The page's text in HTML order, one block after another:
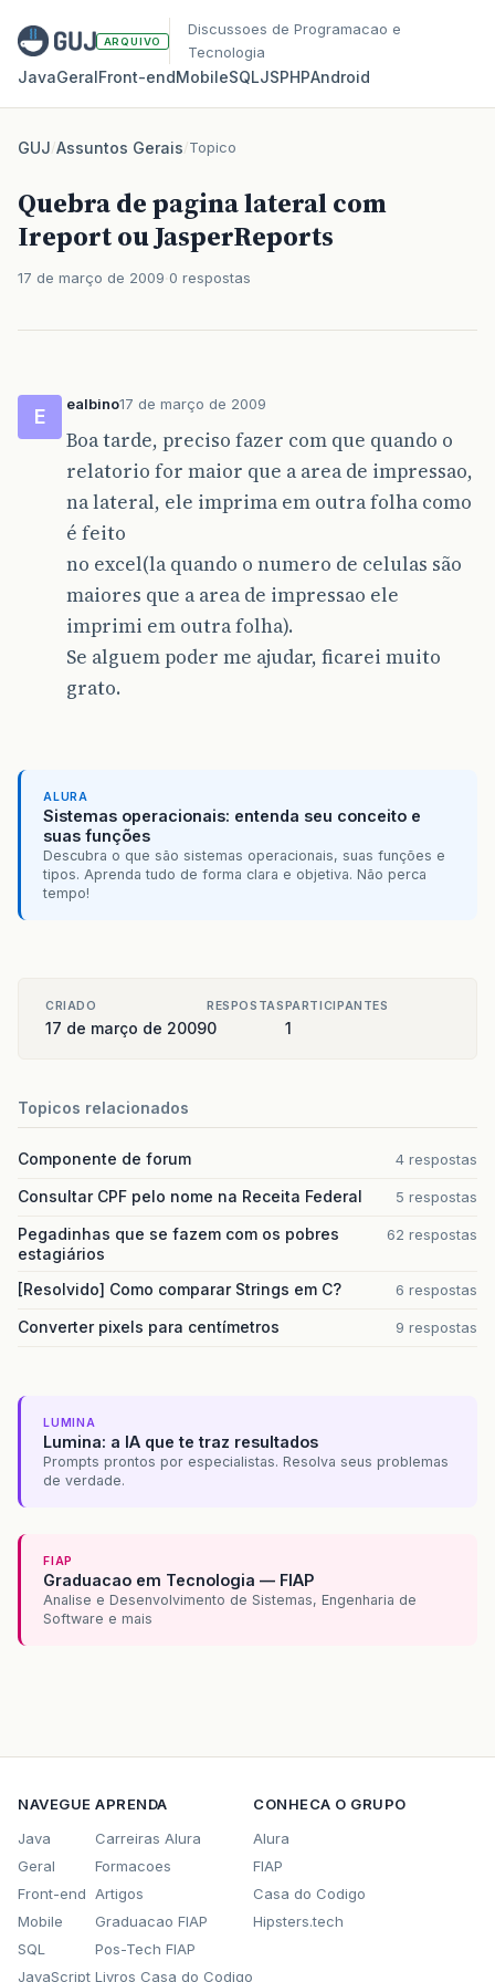
ARQUIVO
Discussoes de Programacao e
Tecnologia
JavaGeralFront‑endMobileSQLJSPHPAndroid
GUJ/Assuntos Gerais/Topico
Quebra de pagina lateral com
Ireport ou JasperReports
17 de março de 2009 0 respostas
E
ealbino17 de março de 2009
Boa tarde, preciso fazer com que quando o
relatorio for maior que a area de impressao,
na lateral, ele imprima em outra folha como
é feito
no excel(la quando o numero de celulas são
maiores que a area de impressao ele
imprimi em outra folha).
Se alguem poder me ajudar, ficarei muito
grato.
ALURA
Sistemas operacionais: entenda seu conceito e
suas funções
Descubra o que são sistemas operacionais, suas funções e
tipos. Aprenda tudo de forma clara e objetiva. Não perca
tempo!
CRIADO
17 de março de 2009
RESPOSTAS
0
PARTICIPANTES
1
Topicos relacionados
Componente de forum 4 respostas
Consultar CPF pelo nome na Receita Federal 5 respostas
Pegadinhas que se fazem com os pobres
estagiários
62 respostas
[Resolvido] Como comparar Strings em C? 6 respostas
Converter pixels para centímetros 9 respostas
LUMINA
Lumina: a IA que te traz resultados
Prompts prontos por especialistas. Resolva seus problemas
de verdade.
FIAP
Graduacao em Tecnologia — FIAP
Analise e Desenvolvimento de Sistemas, Engenharia de
Software e mais
NAVEGUE
Java
Geral
Front-end
Mobile
SQL
JavaScript
APRENDA
Carreiras Alura
Formacoes
Artigos
Graduacao FIAP
Pos-Tech FIAP
Livros Casa do Codigo
CONHECA O GRUPO
Alura
FIAP
Casa do Codigo
Hipsters.tech